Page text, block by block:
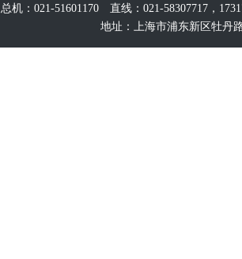
总机：021-51601170 直线：021-58307717，
地址：上海市浦东新区牡丹